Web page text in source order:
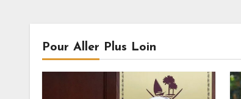
Pour Aller Plus Loin